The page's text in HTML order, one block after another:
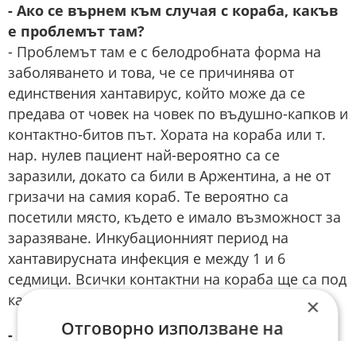
- Ако се върнем към случая с кораба, какъв
е проблемът там?
- Проблемът там е с белодробната форма на
заболяването и това, че се причинява от
единствения хантавирус, който може да се
предава от човек на човек по въдушно-капков и
контактно-битов път. Хората на кораба или т.
нар. нулев пациент най-вероятно са се
заразили, докато са били в Аржентина, а не от
гризачи на самия кораб. Те вероятно са
посетили място, където е имало възможност за
заразяване. Инкубационният период на
хантавирусната инфекция е между 1 и 6
седмици. Всички контактни на кораба ще са под
карантина 42 дни.
- Вече се появи информация за т.нар.
×
Отговорно използване на